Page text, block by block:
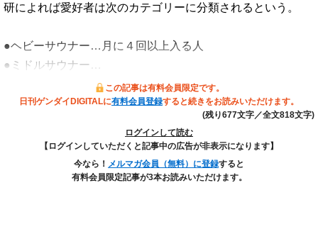
研によれば愛好者は次のカテゴリーに分類されるという。
●ヘビーサウナー…月に４回以上入る人
●ミドルサウナー…
この記事は有料会員限定です。
日刊ゲンダイDIGITALに有料会員登録すると続きをお読みいただけます。
(残り677文字／全文818文字)
ログインして読む
【ログインしていただくと記事中の広告が非表示になります】
今なら！ メルマガ会員（無料）に登録すると
有料会員限定記事が3本お読みいただけます。